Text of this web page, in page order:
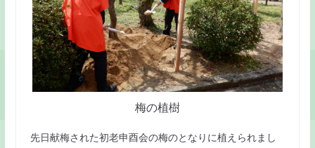
梅の植樹
先日献梅された初老申酉会の梅のとなりに植えられまし